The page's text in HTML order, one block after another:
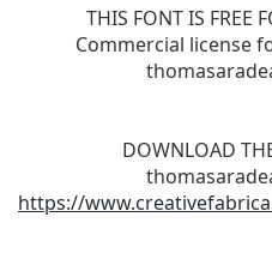
THIS FONT IS FREE
Commercial license
DOWNLOAD
https://